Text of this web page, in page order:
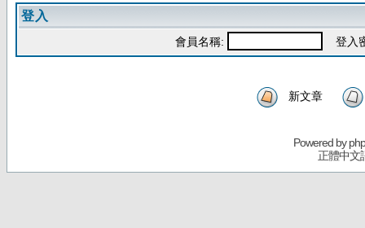
登入
會員名稱: 登入
新文章
Powered by
正體中文